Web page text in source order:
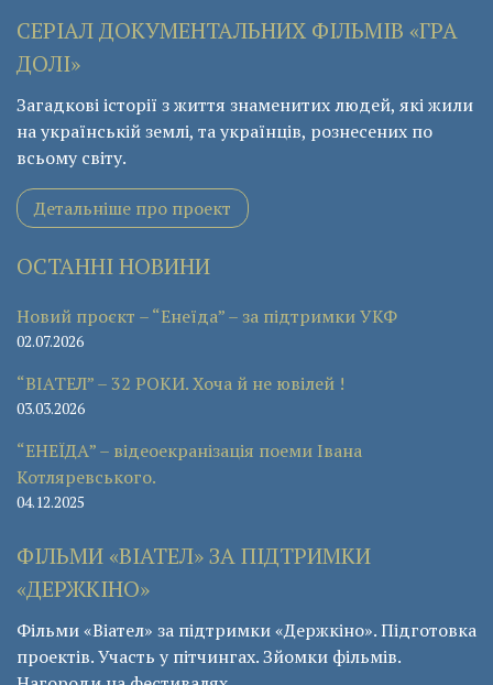
СЕРІАЛ ДОКУМЕНТАЛЬНИХ ФІЛЬМІВ «ГРА
ДОЛІ»
Загадкові історії з життя знаменитих людей, які жили
на українській землі, та українців, рознесених по
всьому світу.
Детальніше про проект
ОСТАННІ НОВИНИ
Новий проєкт – “Енеїда” – за підтримки УКФ
02.07.2026
“ВІАТЕЛ” – 32 РОКИ. Хоча й не ювілей !
03.03.2026
“ЕНЕЇДА” – відеоекранізація поеми Івана
Котляревського.
04.12.2025
ФІЛЬМИ «ВІАТЕЛ» ЗА ПІДТРИМКИ
«ДЕРЖКІНО»
Фільми «Віател» за підтримки «Держкіно». Підготовка
проектів. Участь у пітчингах. Зйомки фільмів.